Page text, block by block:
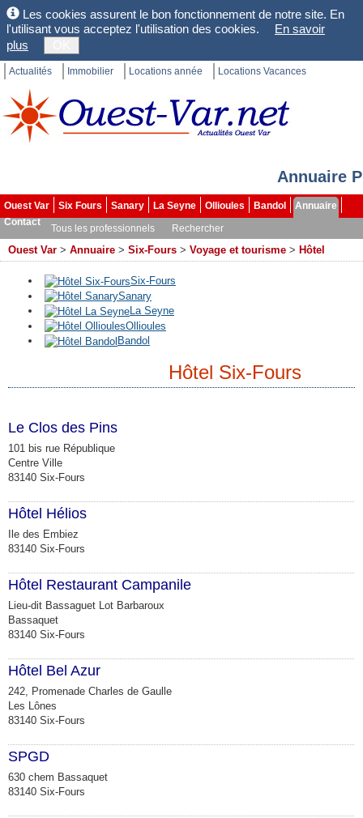
Les cookies assurent le bon fonctionnement de notre site. En
l'utilisant vous acceptez l'utilisation des cookies.
En savoir
plus
Actualités Immobilier Locations année Locations Vacances
Annuaire
Ouest Var Six Fours Sanary La Seyne Ollioules Bandol
Annuaire
Contact
Tous les professionnels Rechercher
Ouest Var > Annuaire > Six-Fours > Voyage et tourisme > Hôtel
Six-Fours
Sanary
La Seyne
Ollioules
Bandol
Hôtel Six-Fours
Le Clos des Pins
101 bis rue République
Centre Ville
83140 Six-Fours
Hôtel Hélios
Ile des Embiez
83140 Six-Fours
Hôtel Restaurant Campanile
Lieu-dit Bassaguet Lot Barbaroux
Bassaquet
83140 Six-Fours
Hôtel Bel Azur
242, Promenade Charles de Gaulle
Les Lônes
83140 Six-Fours
SPGD
630 chem Bassaquet
83140 Six-Fours